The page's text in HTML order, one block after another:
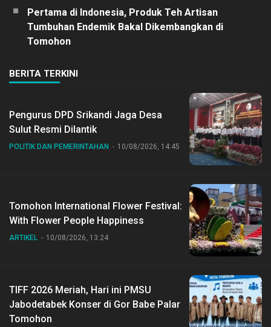
Pertama di Indonesia, Produk Teh Artisan
Tumbuhan Endemik Bakal Dikembangkan di
Tomohon
BERITA TERKINI
Pengurus DPD Srikandi Jaga Desa
Sulut Resmi Dilantik
POLITIK DAN PEMERINTAHAN 10/08/2026, 14:45
Tomohon International Flower Festival:
With Flower People Happiness
ARTIKEL 10/08/2026, 13:24
TIFF 2026 Meriah, Hari ini PMSU
Jabodetabek Konser di Gor Babe Palar
Tomohon